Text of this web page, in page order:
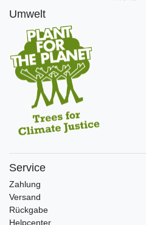
Umwelt
Service
Zahlung
Versand
Rückgabe
Helpcenter